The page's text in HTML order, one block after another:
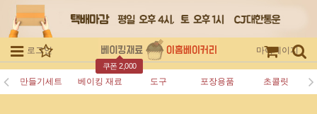
로그인 회원가입
쿠폰 2,000
주문조회 마이페이지
만들기세트 베이킹 재료 도구 포장용품 초콜릿